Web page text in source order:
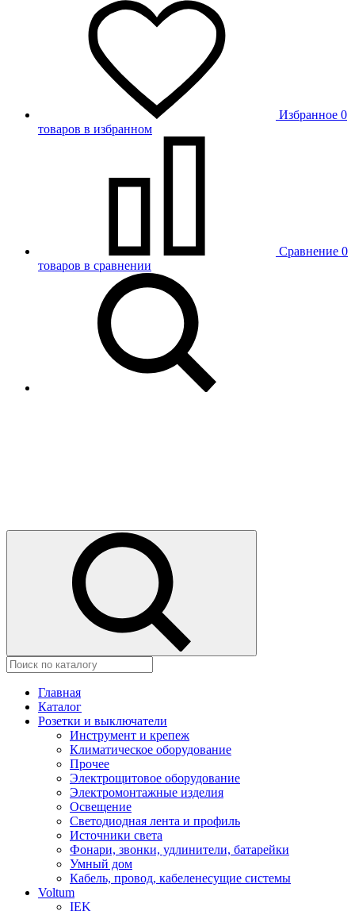
Избранное 0
товаров в избранном
Сравнение 0
товаров в сравнении
Главная
Каталог
Розетки и выключатели
Инструмент и крепеж
Климатическое оборудование
Прочее
Электрощитовое оборудование
Электромонтажные изделия
Освещение
Светодиодная лента и профиль
Источники света
Фонари, звонки, удлинители, батарейки
Умный дом
Кабель, провод, кабеленесущие системы
Voltum
IEK